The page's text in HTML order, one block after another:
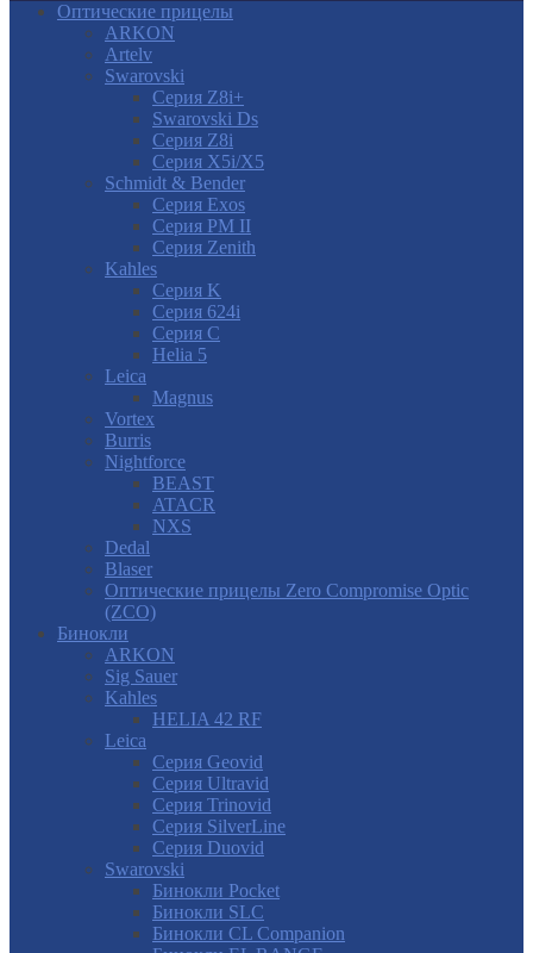
Оптические прицелы
ARKON
Artelv
Swarovski
Серия Z8i+
Swarovski Ds
Серия Z8i
Серия X5i/X5
Schmidt & Bender
Серия Exos
Серия PM II
Cерия Zenith
Kahles
Серия K
Серия 624i
Серия С
Helia 5
Leica
Magnus
Vortex
Burris
Nightforce
BEAST
ATACR
NXS
Dedal
Blaser
Оптические прицелы Zero Compromise Optic
(ZCO)
Бинокли
ARKON
Sig Sauer
Kahles
HELIA 42 RF
Leica
Серия Geovid
Серия Ultravid
Серия Trinovid
Серия SilverLine
Серия Duovid
Swarovski
Бинокли Pocket
Бинокли SLC
Бинокли CL Companion